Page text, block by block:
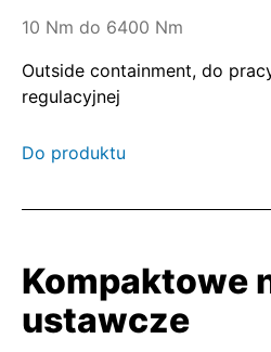
10 Nm do 6400 Nm
Outside containment, do
regulacyjnej
Do produktu
Kompaktowe
ustawcze